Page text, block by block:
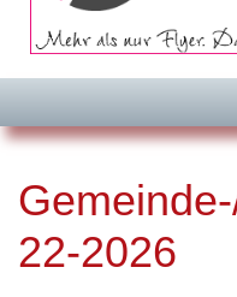
22-2026